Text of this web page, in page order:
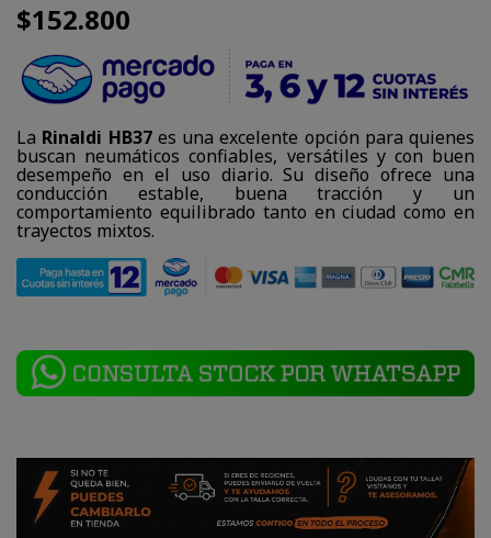
$152.800
La Rinaldi HB37es una excelente opción para quienes
buscan neumáticos confiables, versátiles y con buen
desempeño en el uso diario. Su diseño ofrece una
conducción estable, buena tracción y un
comportamiento equilibrado tanto en ciudad como en
trayectos mixtos.